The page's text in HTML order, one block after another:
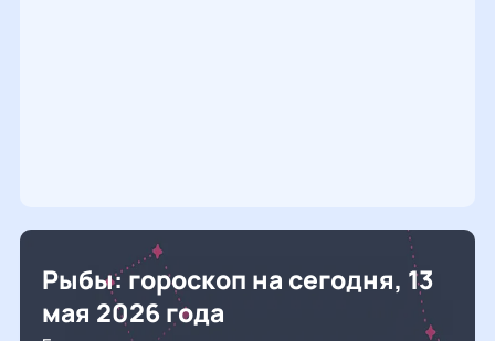
Рыбы: гороскоп на сегодня, 13
мая 2026 года